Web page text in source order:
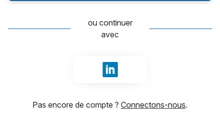
ou continuer
avec
Se connecter avec LinkedIn
Pas encore de compte ? Connectons-nous.